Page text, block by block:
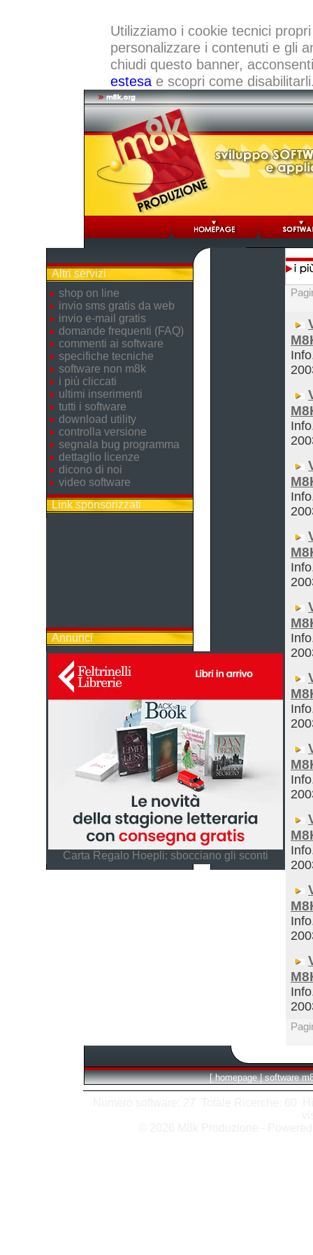
Utilizziamo i cookie tecnici
personalizzare i contenuti e gli
chiudi questo banner,
estesae scopri come
Altri servizi
shop on line
invio sms gratis da web
invio e-mail gratis
domande frequenti (FAQ)
commenti ai software
specifiche tecniche
software non m8k
i più cliccati
ultimi inserimenti
tutti i software
download utility
controlla versione
segnala bug programma
dettaglio licenze
dicono di noi
video software
Link sponsorizzati
Annunci
Carta Regalo Hoepli: sbocciano gli sconti
[ homepage | software